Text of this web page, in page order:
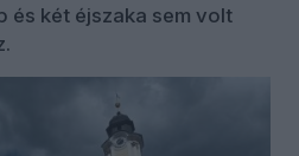
és két éjszaka sem volt